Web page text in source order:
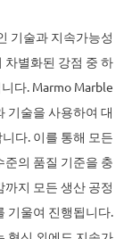
기술과 지속가능성
별화된 강점 중 하
다. Marmo Marble
기술을 사용하여 대
다. 이를 통해 모든
의 품질 기준을 충
지 모든 생산 공정
기울여 진행됩니다.